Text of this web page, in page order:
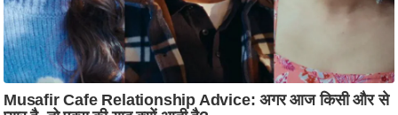
मा
/
ध
र्म
स्थ